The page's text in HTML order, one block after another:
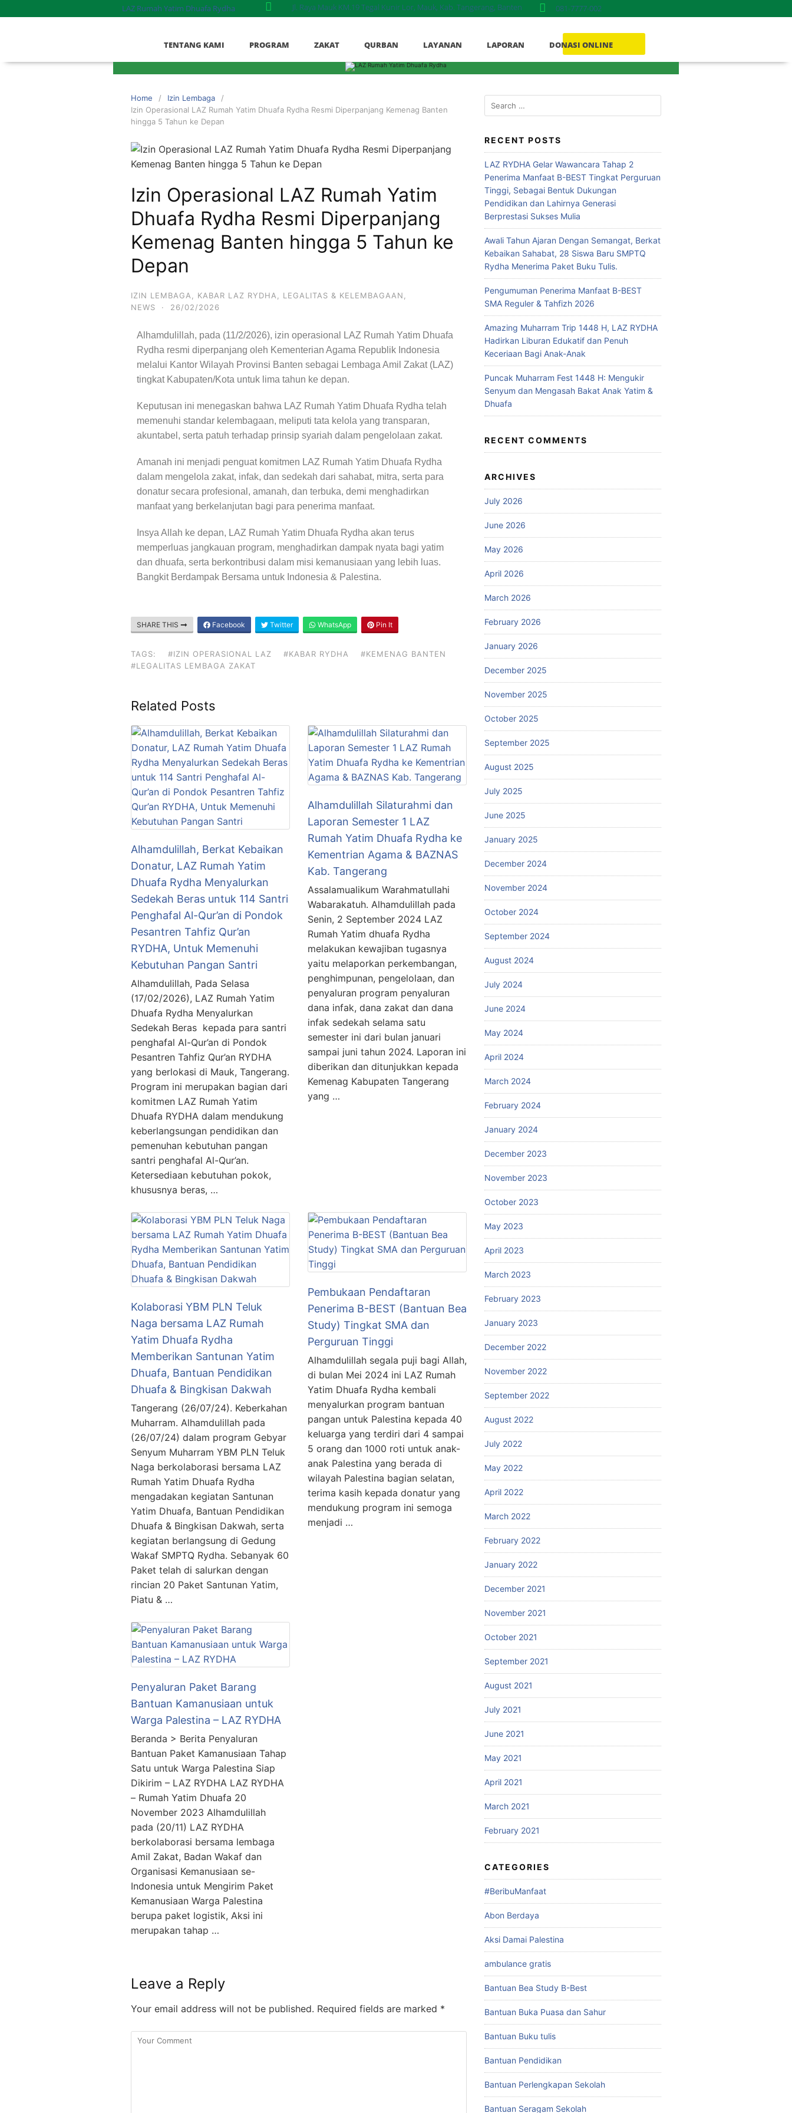
LAZ Rumah Yatim Dhuafa Rydha Jl. Raya Mauk KM.19 Tegal Kunir Lor, Mauk, Kab. Tangerang, Banten 081-7777-002
TENTANG KAMI PROGRAM ZAKAT QURBAN LAYANAN LAPORAN DONASI ONLINE
Donasi ONLINE
Home
Izin Lembaga
Izin Operasional LAZ Rumah Yatim Dhuafa Rydha Resmi Diperpanjang Kemenag Banten
hingga 5 Tahun ke Depan
Izin Operasional LAZ Rumah Yatim
Dhuafa Rydha Resmi Diperpanjang
Kemenag Banten hingga 5 Tahun ke
Depan
IZIN LEMBAGA KABAR LAZ RYDHA LEGALITAS & KELEMBAGAAN
NEWS
· 26/02/2026
Alhamdulillah, pada (11/2/2026), izin operasional
LAZ Rumah Yatim Dhuafa
Rydha resmi diperpanjang oleh Kementerian Agama Republik Indonesia
melalui Kantor Wilayah Provinsi Banten sebagai Lembaga Amil Zakat (LAZ)
tingkat Kabupaten/Kota untuk lima tahun ke depan.
Keputusan ini menegaskan bahwa LAZ Rumah Yatim Dhuafa Rydha telah
memenuhi standar kelembagaan, meliputi tata kelola yang transparan,
akuntabel, serta patuh terhadap prinsip syariah dalam pengelolaan zakat.
Amanah ini menjadi penguat komitmen LAZ Rumah Yatim Dhuafa Rydha
dalam mengelola zakat, infak, dan sedekah dari sahabat, mitra, serta para
donatur secara profesional, amanah, dan terbuka, demi menghadirkan
manfaat yang berkelanjutan bagi para penerima manfaat.
Insya Allah ke depan, LAZ Rumah Yatim Dhuafa Rydha akan terus
memperluas jangkauan program, menghadirkan dampak nyata bagi yatim
dan dhuafa, serta berkontribusi dalam misi kemanusiaan yang lebih luas.
Bangkit Berdampak Bersama untuk Indonesia & Palestina.
SHARE THIS Facebook Twitter WhatsApp Pin It
TAGS: #IZIN OPERASIONAL LAZ #KABAR RYDHA
#KEMENAG BANTEN
#LEGALITAS LEMBAGA ZAKAT
Related Posts
Alhamdulillah, Berkat Kebaikan
Donatur, LAZ Rumah Yatim
Dhuafa Rydha Menyalurkan
Sedekah Beras untuk 114 Santri
Penghafal Al-Qur’an di Pondok
Pesantren Tahfiz Qur’an
RYDHA, Untuk Memenuhi
Kebutuhan Pangan Santri
Alhamdulillah, Pada Selasa
(17/02/2026), LAZ Rumah Yatim
Dhuafa Rydha Menyalurkan
Sedekah Beras kepada para santri
penghafal Al-Qur’an di Pondok
Pesantren Tahfiz Qur’an RYDHA
yang berlokasi di Mauk, Tangerang.
Program ini merupakan bagian dari
komitmen LAZ Rumah Yatim
Dhuafa RYDHA dalam mendukung
keberlangsungan pendidikan dan
pemenuhan kebutuhan pangan
santri penghafal Al-Qur’an.
Ketersediaan kebutuhan pokok,
khususnya beras, …
Alhamdulillah Silaturahmi dan
Laporan Semester 1 LAZ
Rumah Yatim Dhuafa Rydha ke
Kementrian Agama & BAZNAS
Kab. Tangerang
Assalamualikum Warahmatullahi
Wabarakatuh. Alhamdulillah pada
Senin, 2 September 2024 LAZ
Rumah Yatim dhuafa Rydha
melakukan kewajiban tugasnya
yaitu melaporkan perkembangan,
penghimpunan, pengelolaan, dan
penyaluran program penyaluran
dana infak, dana zakat dan dana
infak sedekah selama satu
semester ini dari bulan januari
sampai juni tahun 2024. Laporan ini
diberikan dan ditunjukkan kepada
Kemenag Kabupaten Tangerang
yang …
Kolaborasi YBM PLN Teluk
Naga bersama LAZ Rumah
Yatim Dhuafa Rydha
Memberikan Santunan Yatim
Dhuafa, Bantuan Pendidikan
Dhuafa & Bingkisan Dakwah
Tangerang (26/07/24). Keberkahan
Muharram. Alhamdulillah pada
(26/07/24) dalam program Gebyar
Senyum Muharram YBM PLN Teluk
Naga berkolaborasi bersama LAZ
Rumah Yatim Dhuafa Rydha
mengadakan kegiatan Santunan
Yatim Dhuafa, Bantuan Pendidikan
Dhuafa & Bingkisan Dakwah, serta
kegiatan berlangsung di Gedung
Wakaf SMPTQ Rydha. Sebanyak 60
Paket telah di salurkan dengan
rincian 20 Paket Santunan Yatim,
Piatu & …
Pembukaan Pendaftaran
Penerima B-BEST (Bantuan Bea
Study) Tingkat SMA dan
Perguruan Tinggi
Alhamdulillah segala puji bagi Allah,
di bulan Mei 2024 ini LAZ Rumah
Yatim Dhuafa Rydha kembali
menyalurkan program bantuan
pangan untuk Palestina kepada 40
keluarga yang terdiri dari 4 sampai
5 orang dan 1000 roti untuk anak-
anak Palestina yang berada di
wilayah Palestina bagian selatan,
terima kasih kepada donatur yang
mendukung program ini semoga
menjadi …
Penyaluran Paket Barang
Bantuan Kamanusiaan untuk
Warga Palestina – LAZ RYDHA
Beranda > Berita Penyaluran
Bantuan Paket Kamanusiaan Tahap
Satu untuk Warga Palestina Siap
Dikirim – LAZ RYDHA LAZ RYDHA
– Rumah Yatim Dhuafa 20
November 2023 Alhamdulillah
pada (20/11) LAZ RYDHA
berkolaborasi bersama lembaga
Amil Zakat, Badan Wakaf dan
Organisasi Kemanusiaan se-
Indonesia untuk Mengirim Paket
Kemanusiaan Warga Palestina
berupa paket logistik, Aksi ini
merupakan tahap …
Leave a Reply
Your email address will not be published. Required fields are marked *
RECENT POSTS
LAZ RYDHA Gelar Wawancara Tahap 2
Penerima Manfaat B-BEST Tingkat Perguruan
Tinggi, Sebagai Bentuk Dukungan
Pendidikan dan Lahirnya Generasi
Berprestasi Sukses Mulia
Awali Tahun Ajaran Dengan Semangat, Berkat
Kebaikan Sahabat, 28 Siswa Baru SMPTQ
Rydha Menerima Paket Buku Tulis.
Pengumuman Penerima Manfaat B-BEST
SMA Reguler & Tahfizh 2026
Amazing Muharram Trip 1448 H, LAZ RYDHA
Hadirkan Liburan Edukatif dan Penuh
Keceriaan Bagi Anak-Anak
Puncak Muharram Fest 1448 H: Mengukir
Senyum dan Mengasah Bakat Anak Yatim &
Dhuafa
RECENT COMMENTS
ARCHIVES
July 2026
June 2026
May 2026
April 2026
March 2026
February 2026
January 2026
December 2025
November 2025
October 2025
September 2025
August 2025
July 2025
June 2025
January 2025
December 2024
November 2024
October 2024
September 2024
August 2024
July 2024
June 2024
May 2024
April 2024
March 2024
February 2024
January 2024
December 2023
November 2023
October 2023
May 2023
April 2023
March 2023
February 2023
January 2023
December 2022
November 2022
September 2022
August 2022
July 2022
May 2022
April 2022
March 2022
February 2022
January 2022
December 2021
November 2021
October 2021
September 2021
August 2021
July 2021
June 2021
May 2021
April 2021
March 2021
February 2021
CATEGORIES
#BeribuManfaat
Abon Berdaya
Aksi Damai Palestina
ambulance gratis
Bantuan Bea Study B-Best
Bantuan Buka Puasa dan Sahur
Bantuan Buku tulis
Bantuan Pendidikan
Bantuan Perlengkapan Sekolah
Bantuan Seragam Sekolah